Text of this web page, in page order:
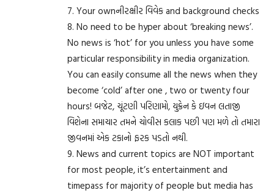
7. Your ownનીરક્ષીર વિવેક and background checks
8. No need to be hyper about ‘breaking news’.
No news is ‘hot’ for you unless you have some
particular responsibility in media organization.
You can easily consume all the news when they
become ‘cold’ after one , two or twenty four
hours! બજેટ, ચૂંટણી પરિણામો, યુક્રેન કે ઇવન લતાજી
વિશેના સમાચાર તમને ચોવીસ કલાક પછી પણ મળે તો તમારા
જીવનમાં એક ટકાનો ફરક પડતો નથી.
9. News and current topics are NOT important
for most people, it’s entertainment and
timepass for majority of people but media has